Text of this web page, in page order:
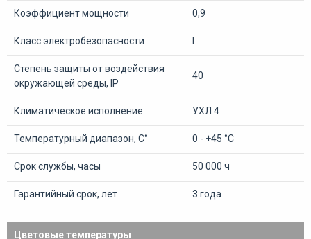
Коэффициент мощности 0,9
Класс электробезопасности I
Степень защиты от воздействия
окружающей среды, IP
40
Климатическое исполнение УХЛ 4
Температурный диапазон, С° 0 - +45 °С
Срок службы, часы 50 000 ч
Гарантийный срок, лет 3 года
Цветовые температуры